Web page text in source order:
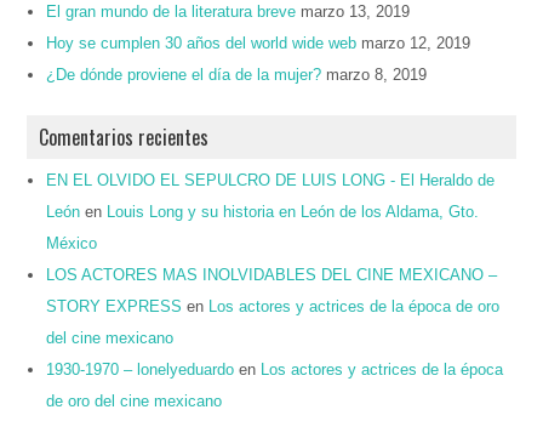
El gran mundo de la literatura breve marzo 13, 2019
Hoy se cumplen 30 años del world wide web marzo 12, 2019
¿De dónde proviene el día de la mujer? marzo 8, 2019
Comentarios recientes
EN EL OLVIDO EL SEPULCRO DE LUIS LONG - El Heraldo de
León en
Louis Long y su historia en León de los Aldama, Gto.
México
LOS ACTORES MAS INOLVIDABLES DEL CINE MEXICANO –
STORY EXPRESS en
Los actores y actrices de la época de oro
del cine mexicano
1930-1970 – lonelyeduardo en
Los actores y actrices de la época
de oro del cine mexicano